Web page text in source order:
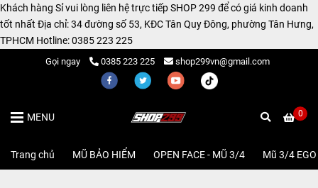
Gọi ngay 0385 223 225 shop299vn@gmail.com
0
MENU
Trang chủ MŨ BẢO HIỂM OPEN FACE - MŨ 3/4 Mũ 3/4 EGO
Khách hàng Sỉ vui lòng liên hệ trực tiếp SHOP 299 để có giá kinh doanh
tốt nhất Địa chỉ: 34 đường số 53, KĐC Tân Quy Đông, phường Tân Hưng,
TPHCM Hotline: 0385 223 225